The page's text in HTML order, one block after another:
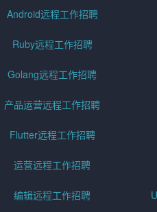
Android远程工作招聘
Ruby远程工作招聘
Golang远程工作招聘
产品运营远程工作招聘
Flutter远程工作招聘
运营远程工作招聘
编辑远程工作招聘